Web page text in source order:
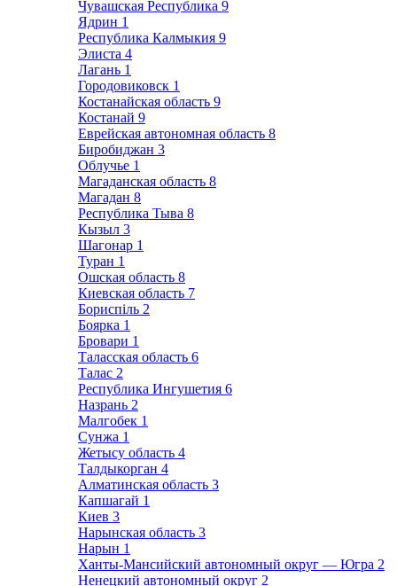
Чувашская Республика 9
Ядрин 1
Республика Калмыкия 9
Элиста 4
Лагань 1
Городовиковск 1
Костанайская область 9
Костанай 9
Еврейская автономная область 8
Биробиджан 3
Облучье 1
Магаданская область 8
Магадан 8
Республика Тыва 8
Кызыл 3
Шагонар 1
Туран 1
Ошская область 8
Киевская область 7
Бориспіль 2
Боярка 1
Бровари 1
Таласская область 6
Талас 2
Республика Ингушетия 6
Назрань 2
Малгобек 1
Сунжа 1
Жетысу область 4
Талдыкорган 4
Алматинская область 3
Капшагай 1
Киев 3
Нарынская область 3
Нарын 1
Ханты-Мансийский автономный округ — Югра 2
Ненецкий автономный округ 2